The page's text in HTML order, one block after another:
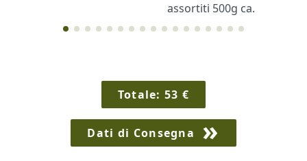
assortiti 500g ca.
Totale:53 €
Dati di Consegna